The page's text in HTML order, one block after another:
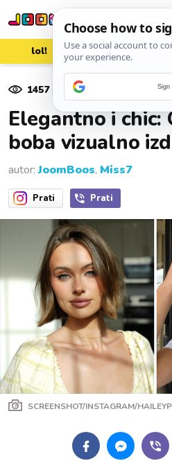
lol! aww
1457pregleda
Elegantno i chic:
boba vizualno
autor:JoomBoos, Miss7
Prati Prati
SCREENSHOT/INSTAGRAM/
Sign